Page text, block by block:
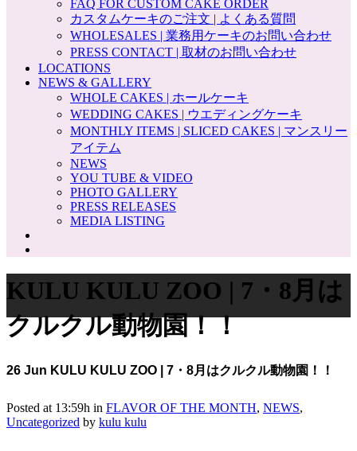
FAQ FOR CUSTOM CAKE ORDER
カスタムケーキのご注文 | よくある質問
WHOLESALES | 業務用ケーキのお問い合わせ
PRESS CONTACT | 取材のお問い合わせ
LOCATIONS
NEWS & GALLERY
WHOLE CAKES | ホールケーキ
WEDDING CAKES | ウエディングケーキ
MONTHLY ITEMS | SLICED CAKES | マンスリー
アイテム
NEWS
YOU TUBE & VIDEO
PHOTO GALLERY
PRESS RELEASES
MEDIA LISTING
KULU KULU ZOO | 7・8月は
クルクル動物園！！
26 Jun KULU KULU ZOO | 7・8月はクルクル動物園！！
Posted at 13:59h in FLAVOR OF THE MONTH, NEWS,
Uncategorized by kulu kulu